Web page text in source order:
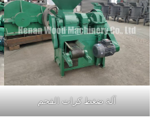
آلة ضغط كرات الفحم